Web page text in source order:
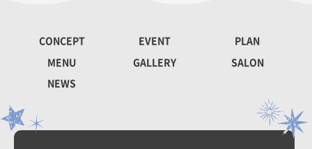
CONCEPT EVENT
PLAN
MENU
GALLERY
SALON
NEWS